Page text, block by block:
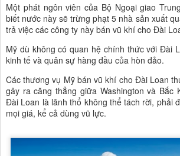
Một phát ngôn viên của Bộ Ngoại giao
biết nước này sẽ trừng phạt 5 nhà sản xuất
trả việc các công ty này bán vũ khí cho Đài
Mỹ dù không có quan hệ chính thức với Đài
kinh tế và quân sự hàng đầu của hòn đảo.
Các thương vụ Mỹ bán vũ khí cho Đài Loan
gây ra căng thẳng giữa Washington và Bắc
Đài Loan là lãnh thổ không thể tách rời, phải
mọi giá, kể cả dùng vũ lực.